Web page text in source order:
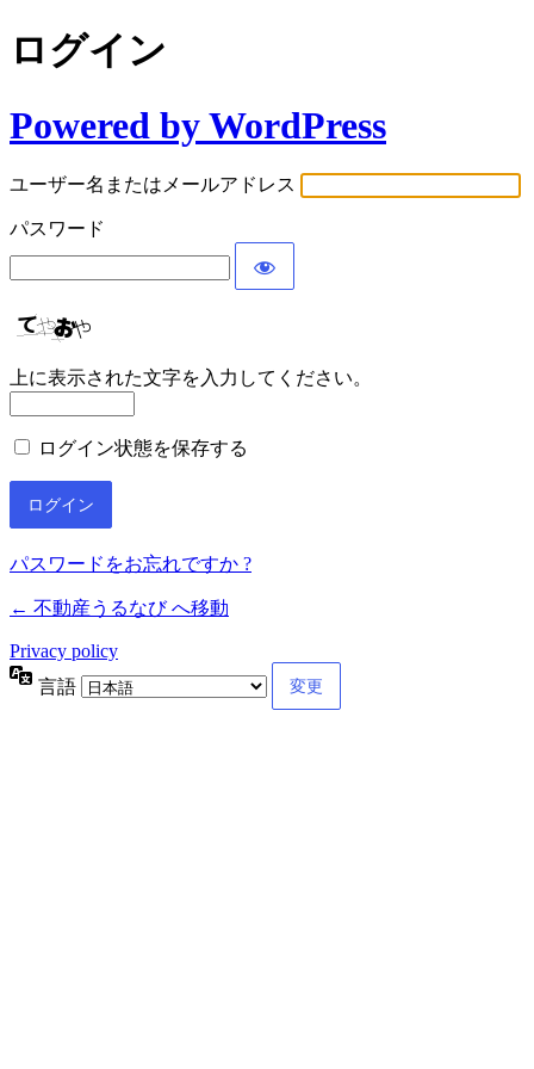
ログイン
Powered by WordPress
ユーザー名またはメールアドレス
パスワード
上に表示された文字を入力してください。
ログイン状態を保存する
パスワードをお忘れですか ?
← 不動産うるなび へ移動
Privacy policy
言語